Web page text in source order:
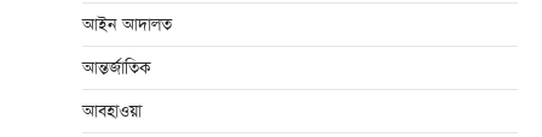
আইন আদালত
আন্তর্জাতিক
আবহাওয়া